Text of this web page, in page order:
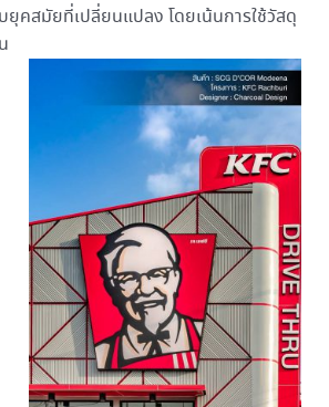
ยุคสมัยที่เปลี่ยนแปลง โดยเน้นการใช้วัสดุ